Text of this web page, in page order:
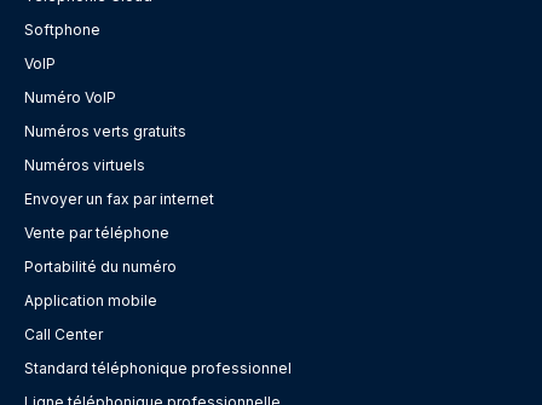
Softphone
VoIP
Numéro VoIP
Numéros verts gratuits
Numéros virtuels
Envoyer un fax par internet
Vente par téléphone
Portabilité du numéro
Application mobile
Call Center
Standard téléphonique professionnel